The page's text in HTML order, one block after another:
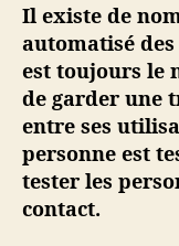
Il existe de
automatisé
est toujours le
de garder une
entre ses
personne est
tester les
contact.